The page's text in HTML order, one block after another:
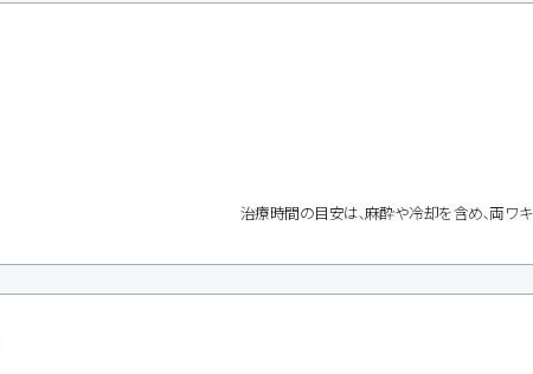
治療時間の目安は､麻酔や冷却を含め､両ワ